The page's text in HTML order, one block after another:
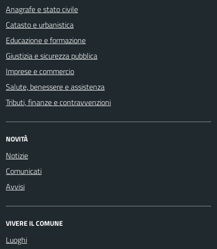
Anagrafe e stato civile
Catasto e urbanistica
Educazione e formazione
Giustizia e sicurezza pubblica
Imprese e commercio
Salute, benessere e assistenza
Tributi, finanze e contravvenzioni
NOVITÀ
Notizie
Comunicati
Avvisi
VIVERE IL COMUNE
Luoghi